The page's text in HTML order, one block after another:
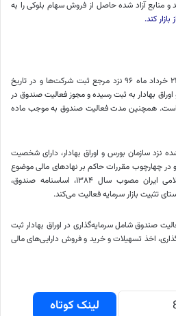
و منابع آزاد شده حاصل از فروش سهام بلوکی را به
از بازار کند.
صندوق تثبیت بازار سرمایه در تاریخ ۲۳ خرداد ماه ۹۶ نزد مرجع ثبت شرکت‌ها و در تاریخ
بورس و اوراق بهادار به ثبت رسیده و مجوز فعالیت صندوق در
ماه ۱۳۹۶ صادر شده است. همچنین مدت فعالیت صندوق به موجب ماده
نزد سازمان بورس و اوراق بهادار، دارای شخصیت
چهارچوب مقررات حاکم بر نهادهای مالی موضوع
قانون بازار اوراق بهادار جمهوری اسلامی ایران مصوب سال ۱۳۸۴، اساسنامه صندوق،
تثبیت بازار سرمایه فعالیت می‌کند.
موضوع فعالیت صندوق شامل سرمایه‌گذاری در اوراق بهادار ثبت
اخذ تسهیلات و خرید و فروش دارایی‌های مالی
لینک کوتاه